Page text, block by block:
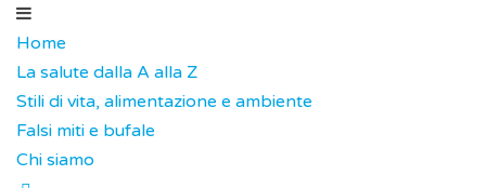
Home
La salute dalla A alla Z
Stili di vita, alimentazione e ambiente
Falsi miti e bufale
Chi siamo